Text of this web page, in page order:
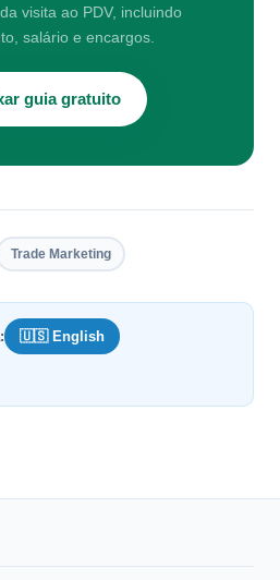
visita ao PDV, incluindo
salário e encargos.
guia gratuito
Trade Marketing
🇺🇸 English